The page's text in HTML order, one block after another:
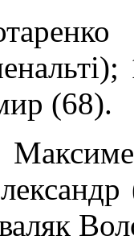
(68).